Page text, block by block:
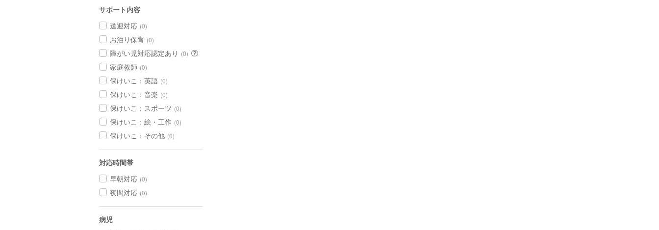
サポート内容
送迎対応 (0)
お泊り保育 (0)
障がい児対応認定あり (0)
家庭教師 (0)
保けいこ：英語 (0)
保けいこ：音楽 (0)
保けいこ：スポーツ (0)
保けいこ：絵・工作 (0)
保けいこ：その他 (0)
対応時間帯
早朝対応 (0)
夜間対応 (0)
病児